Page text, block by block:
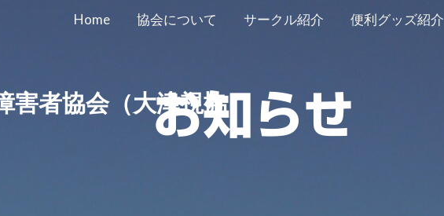
Home 協会について サークル紹介 便利グッズ紹介
害者協会（大津視協）お知らせ